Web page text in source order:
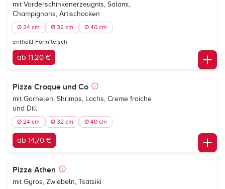
mit Vorderschinkenerzeugnis, Salami,
Champignons, Artischocken
Ø 24 cm Ø 32 cm Ø 40 cm
enthällt Formfleisch
ab 11,20 €
Pizza Croque und Co
mit Garnelen, Shrimps, Lachs, Creme fraiche
und Dill
Ø 24 cm Ø 32 cm Ø 40 cm
ab 14,70 €
Pizza Athen
mit Gyros, Zwiebeln, Tsatsiki